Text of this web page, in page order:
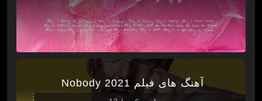
آهنگ های فیلم Nobody 2021